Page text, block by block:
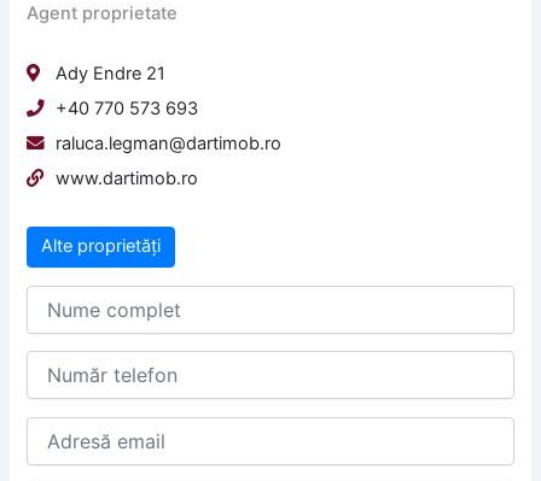
Agent proprietate
Ady Endre 21
+40 770 573 693
raluca.legman@dartimob.ro
www.dartimob.ro
Alte proprietăți